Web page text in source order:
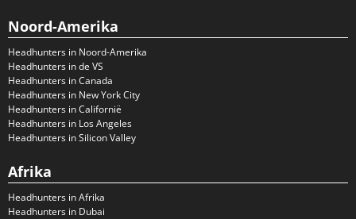
Noord-Amerika
Headhunters in Noord-Amerika
Headhunters in de VS
Headhunters in Canada
Headhunters in New York City
Headhunters in Californië
Headhunters in Los Angeles
Headhunters in Silicon Valley
Afrika
Headhunters in Afrika
Headhunters in Dubai